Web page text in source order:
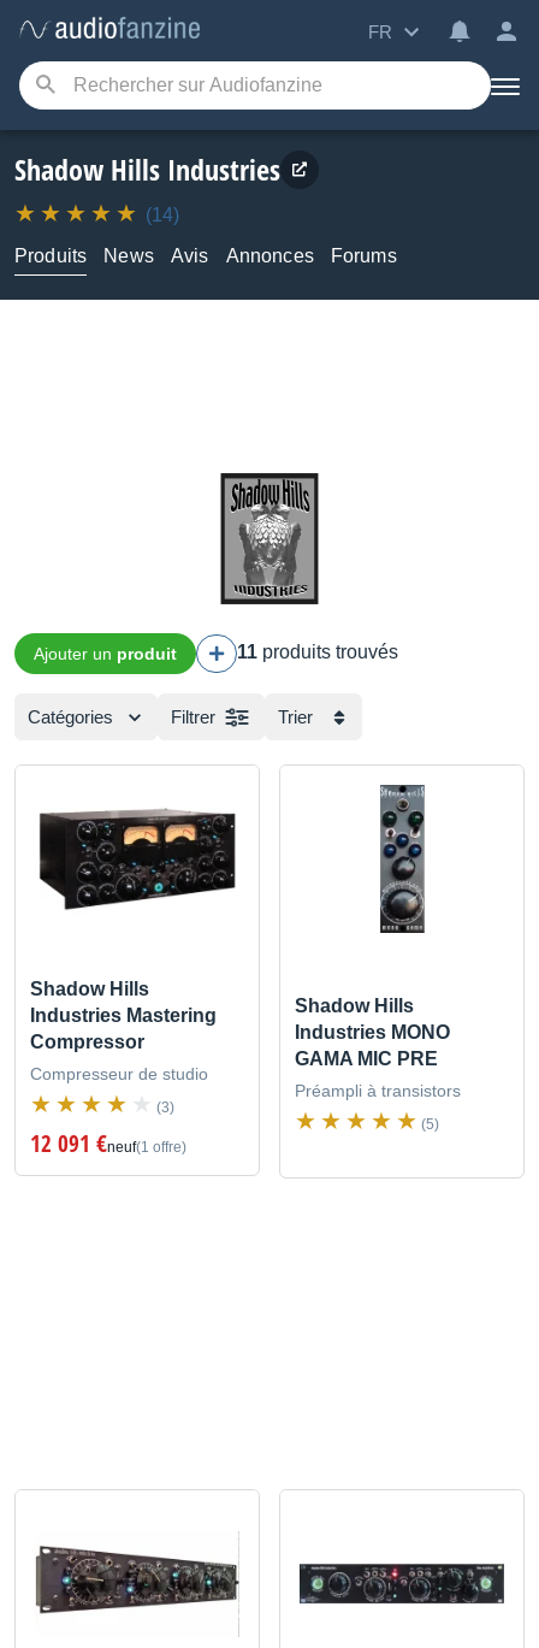
FR
Shadow Hills Industries
(14)
Produits
News Avis Annonces Forums
Ajouter un produit 11 produits trouvés
Catégories Filtrer Trier
Shadow Hills
Industries Mastering
Compressor
Compresseur de studio
(3)
12 091 €neuf(1 offre)
Shadow Hills
Industries MONO
GAMA MIC PRE
Préampli à transistors
(5)